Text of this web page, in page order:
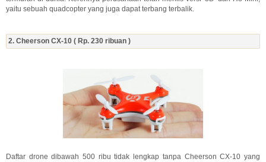
yaitu sebuah quadcopter yang juga dapat terbang terbalik.
2. Cheerson CX-10 ( Rp. 230 ribuan )
Daftar drone dibawah 500 ribu tidak lengkap tanpa Cheerson CX-10 yang